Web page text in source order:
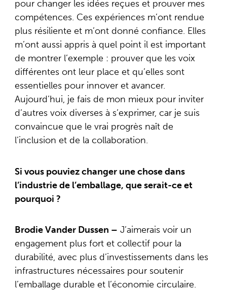
pour changer les idées reçues et prouver mes
compétences. Ces expériences m’ont rendue
plus résiliente et m’ont donné confiance. Elles
m’ont aussi appris à quel point il est important
de montrer l’exemple : prouver que les voix
différentes ont leur place et qu’elles sont
essentielles pour innover et avancer.
Aujourd’hui, je fais de mon mieux pour inviter
d’autres voix diverses à s’exprimer, car je suis
convaincue que le vrai progrès naît de
l’inclusion et de la collaboration.
Si vous pouviez changer une chose dans
l’industrie de l’emballage, que serait-ce et
pourquoi ?
Brodie Vander Dussen – J’aimerais voir un
engagement plus fort et collectif pour la
durabilité, avec plus d’investissements dans les
infrastructures nécessaires pour soutenir
l’emballage durable et l’économie circulaire.